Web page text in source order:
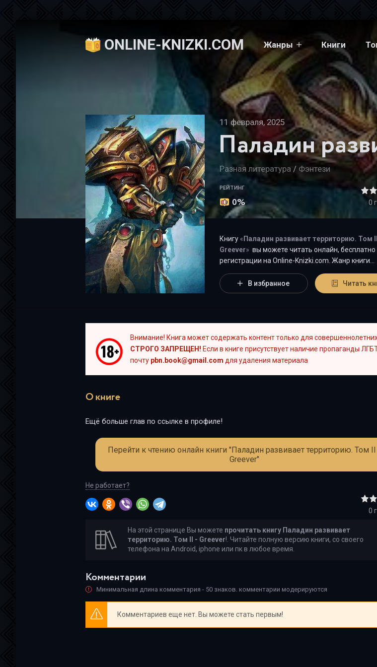
ONLINE-KNIZKI.COM Жанры Книги
Разная литература » Паладин развивает территорию. Том II - Greever
11 февраля, 2025
Разная литература / Фэнтези
РЕЙТИНГ
0% 0
Книгу « Паладин развивает территорию. Том
Greever» вы можете читать онлайн, бесплатно
регистрации на Оnline-Knizki.com. Жанр книги
"
Разная литература/ Фэнтези
является
популярным жанром для современного
В избранное Читать
Внимание! Книга может содержать контент только для
СТРОГО ЗАПРЕЩЕН! Если в книге присутствует наличие пропаганды
почту pbn.book@gmail.com для удаления материала
О книге
Ещё больше глав по ссылке в профиле!
Перейти к чтению онлайн книги "Паладин развивает территорию. Том
Greever"
Не работает?
0
На этой странице Вы можете прочитать книгу Паладин развивает
территорию. Том II - Greever!. Читайте полную версию книги, со своего
телефона на Android, iphone или пк в любое время.
Комментарии
Минимальная длина комментария - 50 знаков. комментарии модерируются
Комментариев еще нет. Вы можете стать первым!